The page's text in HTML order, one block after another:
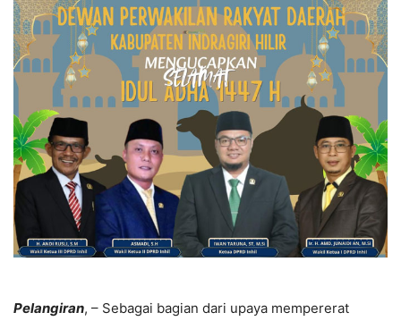
Pelangiran, – Sebagai bagian dari upaya mempererat